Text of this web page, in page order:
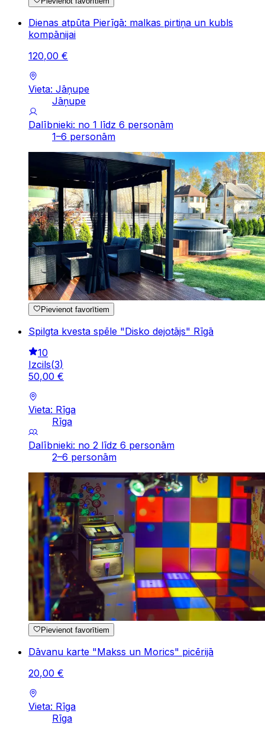
Dienas atpūta Pierīgā: malkas pirtiņa un kubls
kompānijai
120,00 €
Vieta: Jāņupe
Jāņupe
Dalībnieki: no 1 līdz 6 personām
1–6 personām
Pievienot favorītiem
Spilgta kvesta spēle "Disko dejotājs" Rīgā
10
Izcils(3)
50,00 €
Vieta: Rīga
Rīga
Dalībnieki: no 2 līdz 6 personām
2–6 personām
Pievienot favorītiem
Dāvanu karte "Makss un Morics" picērijā
20,00 €
Vieta: Rīga
Rīga